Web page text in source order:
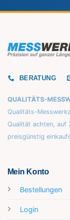
BERATUNG
QUALITÄTS-
Qualitäts-
Qualität achten, auf
preisgünstig
Mein Konto
Bestellungen
Login